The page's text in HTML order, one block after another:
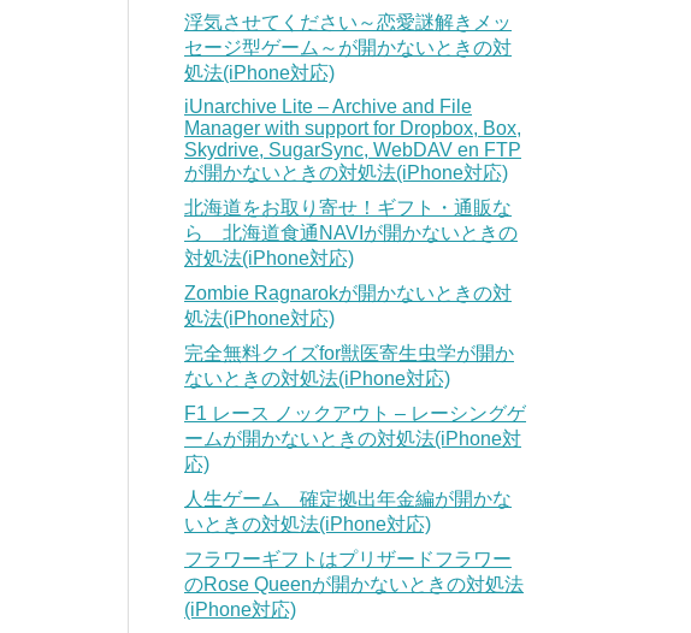
浮気させてください～恋愛謎解きメッ
セージ型ゲーム～が開かないときの対
処法(iPhone対応)
iUnarchive Lite – Archive and File
Manager with support for Dropbox, Box,
Skydrive, SugarSync, WebDAV en FTP
が開かないときの対処法(iPhone対応)
北海道をお取り寄せ！ギフト・通販な
ら 北海道食通NAVIが開かないときの
対処法(iPhone対応)
Zombie Ragnarokが開かないときの対
処法(iPhone対応)
完全無料クイズfor獣医寄生虫学が開か
ないときの対処法(iPhone対応)
F1 レース ノックアウト – レーシングゲ
ームが開かないときの対処法(iPhone対
応)
人生ゲーム 確定拠出年金編が開かな
いときの対処法(iPhone対応)
フラワーギフトはプリザードフラワー
のRose Queenが開かないときの対処法
(iPhone対応)